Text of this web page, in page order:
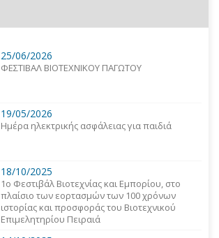
25/06/2026
ΦΕΣΤΙΒΑΛ ΒΙΟΤΕΧΝΙΚΟΥ ΠΑΓΩΤΟΥ
19/05/2026
Ημέρα ηλεκτρικής ασφάλειας για παιδιά
18/10/2025
1o Φεστιβάλ Βιοτεχνίας και Εμπορίου, στο
πλαίσιο των εορτασμών των 100 χρόνων
ιστορίας και προσφοράς του Βιοτεχνικού
Επιμελητηρίου Πειραιά